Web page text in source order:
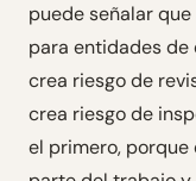
puede señalar
para entidades de
crea riesgo de
crea riesgo de
el primero, porque